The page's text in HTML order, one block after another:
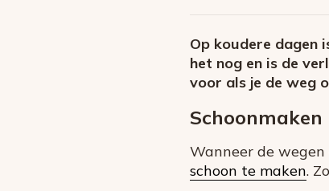
Op koudere dagen
het nog en is de
voor als je de weg
Schoonmaken
Wanneer de
schoon te maken.